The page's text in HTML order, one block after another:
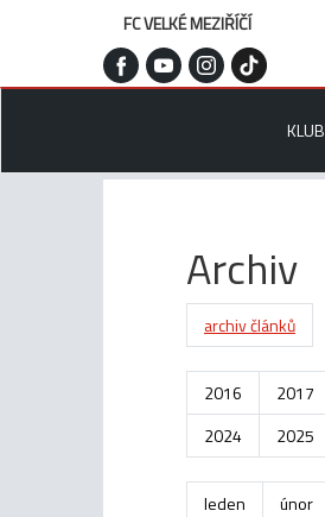
FC VELKÉ MEZIŘÍČÍ
KLUB
Archiv
archiv článků
2016 2017
2024
2025
leden únor